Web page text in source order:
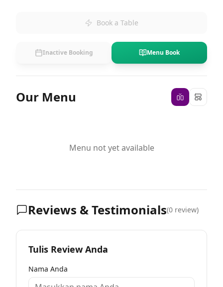
Book a Table
Inactive Booking Menu Book
Our Menu
Menu not yet available
Reviews & Testimonials(0 review)
Tulis Review Anda
Nama Anda